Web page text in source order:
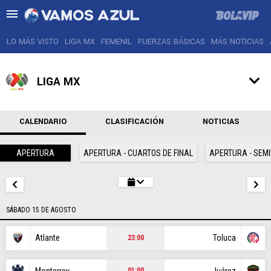
LIGA MX
FEMENIL
FUERZAS BÁSICAS
MÁS NOTICIAS
AGENDA
LO MÁS VISTO LIGA MX FEMENIL FUERZAS BÁSICAS MÁS NOTICIAS
LIGA MX
CALENDARIO CLASIFICACIÓN NOTICIAS
APERTURA APERTURA - CUARTOS DE FINAL APERTURA -
SÁBADO 15 DE AGOSTO
Atlante 23:00 Toluca